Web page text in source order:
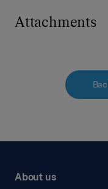
Attachments
About us